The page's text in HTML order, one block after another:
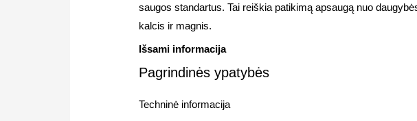
saugos standartus. Tai reiškia patikimą apsaugą nuo
kalcis ir magnis.
Išsami informacija
Pagrindinės ypatybės
Techninė informacija